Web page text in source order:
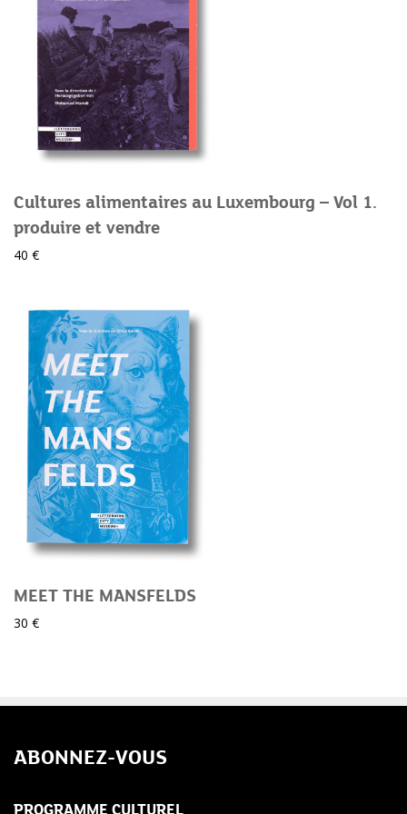
Cultures alimentaires au Luxembourg – Vol 1.
produire et vendre
40 €
MEET THE MANSFELDS
30 €
ABONNEZ-VOUS
PROGRAMME CULTUREL